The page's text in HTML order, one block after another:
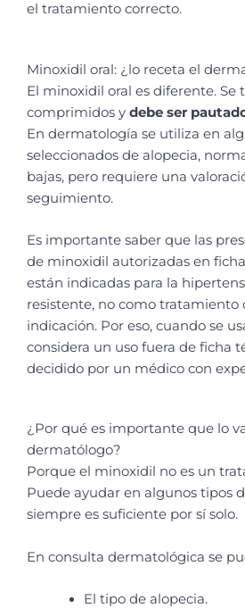
el tratamiento correcto.
Minoxidil oral: ¿lo receta el
El minoxidil oral es diferente. Se
comprimidos y debe ser
En dermatología se utiliza en
seleccionados de alopecia,
bajas, pero requiere una
seguimiento.
Es importante saber que las
de minoxidil autorizadas en
están indicadas para la
resistente, no como tratamiento
indicación. Por eso, cuando se
considera un uso fuera de ficha
decidido por un médico con
¿Por qué es importante que lo
dermatólogo?
Porque el minoxidil no es un
Puede ayudar en algunos tipos
siempre es suficiente por sí solo.
En consulta dermatológica se
El tipo de alopecia.